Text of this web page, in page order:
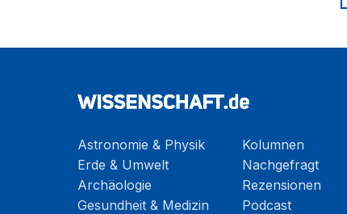
Astronomie & Physik
Erde & Umwelt
Archäologie
Gesundheit & Medizin
Kolumnen
Nachgefragt
Rezensionen
Podcast